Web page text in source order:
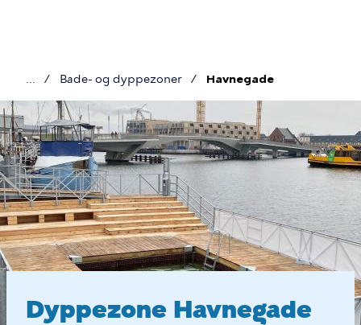
Brødkrumme
Bade- og dyppezoner Havnegade
Havnegade
Dyppezone Havnegade